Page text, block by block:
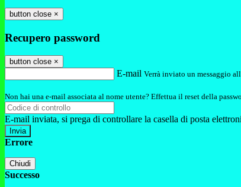
button close ×
Recupero password
button close ×
E-mail Verrà inviato un messaggio
Non hai una e-mail associata al nome utente? Effettua il reset della
E-mail inviata, si prega di controllare la casella di posta
Errore
Chiudi
Successo